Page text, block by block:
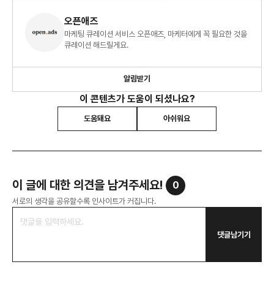
오픈애즈
마케팅 큐레이션 서비스 오픈애즈, 마케터에게 꼭 필요한 것을
큐레이션 해드릴게요.
알림받기
이 콘텐츠가 도움이 되셨나요?
도움돼요 아쉬워요
이 글에 대한 의견을 남겨주세요! 0
서로의 생각을 공유할수록 인사이트가 커집니다.
댓글남기기